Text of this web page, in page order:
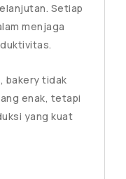
Setiap
menjaga
bakery tidak
enak, tetapi
yang kuat